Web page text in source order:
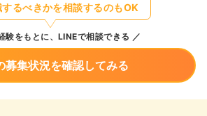
るべきかを相談するのもOK
験をもとに、LINEで相談できる
募集状況を確認してみる